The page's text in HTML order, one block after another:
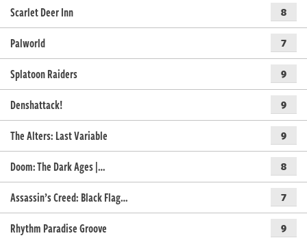
Scarlet Deer Inn
8
Palworld 7
Splatoon Raiders 9
Denshattack! 9
The Alters: Last Variable 9
Doom: The Dark Ages |… 8
Assassin’s Creed: Black Flag… 7
Rhythm Paradise Groove 9